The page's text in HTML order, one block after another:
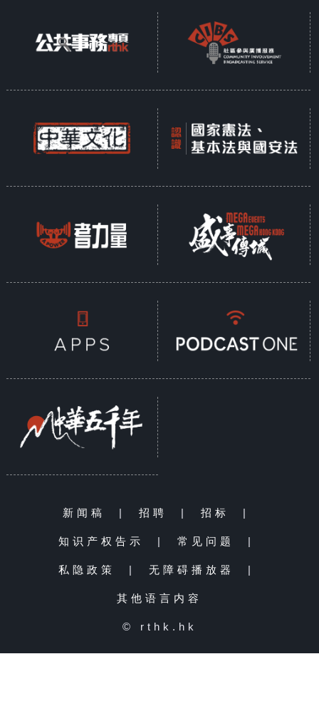
新闻稿 | 招聘 | 招标 |
知识产权告示 | 常见问题 |
私隐政策 | 无障碍播放器 |
其他语言内容
© rthk.hk